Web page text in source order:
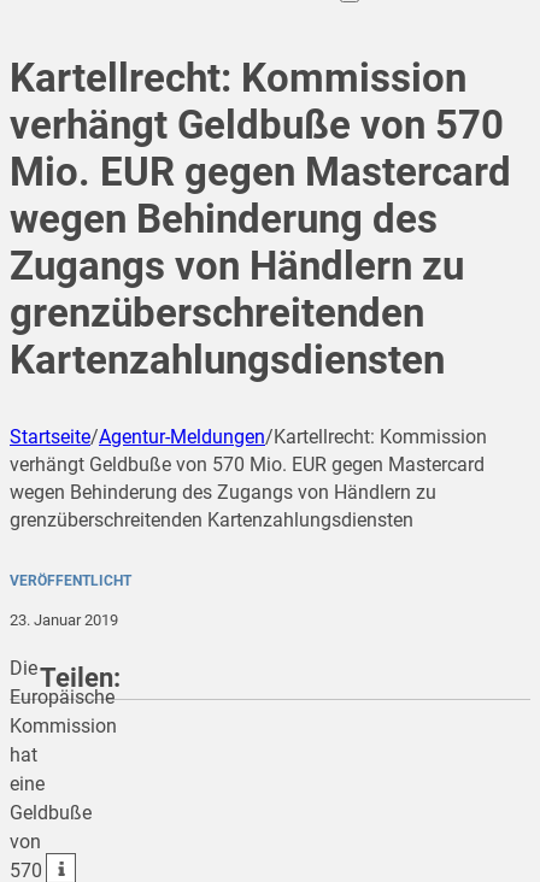
Kartellrecht: Kommission
verhängt Geldbuße von 570
Mio. EUR gegen Mastercard
wegen Behinderung des
Zugangs von Händlern zu
grenzüberschreitenden
Kartenzahlungsdiensten
Startseite/Agentur-Meldungen/Kartellrecht: Kommission
verhängt Geldbuße von 570 Mio. EUR gegen Mastercard
wegen Behinderung des Zugangs von Händlern zu
grenzüberschreitenden Kartenzahlungsdiensten
VERÖFFENTLICHT
23. Januar 2019
Die
Europäische
Kommission
hat
eine
Geldbuße
von
570
Teilen:
teilen
teilen